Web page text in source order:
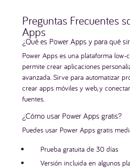
Preguntas Frecuentes
Apps
¿Qué es Power Apps y para qué
Power Apps es una plataforma low-
permite crear aplicaciones
avanzada. Sirve para automatizar
crear apps móviles y web, y
fuentes.
¿Cómo usar Power Apps gratis?
Puedes usar Power Apps gratis
Prueba gratuita de 30 días
Versión incluida en algunos